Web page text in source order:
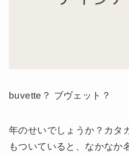
buvette？ ブヴェット？
年のせいでしょうか？カタ
もついていると、なかなか